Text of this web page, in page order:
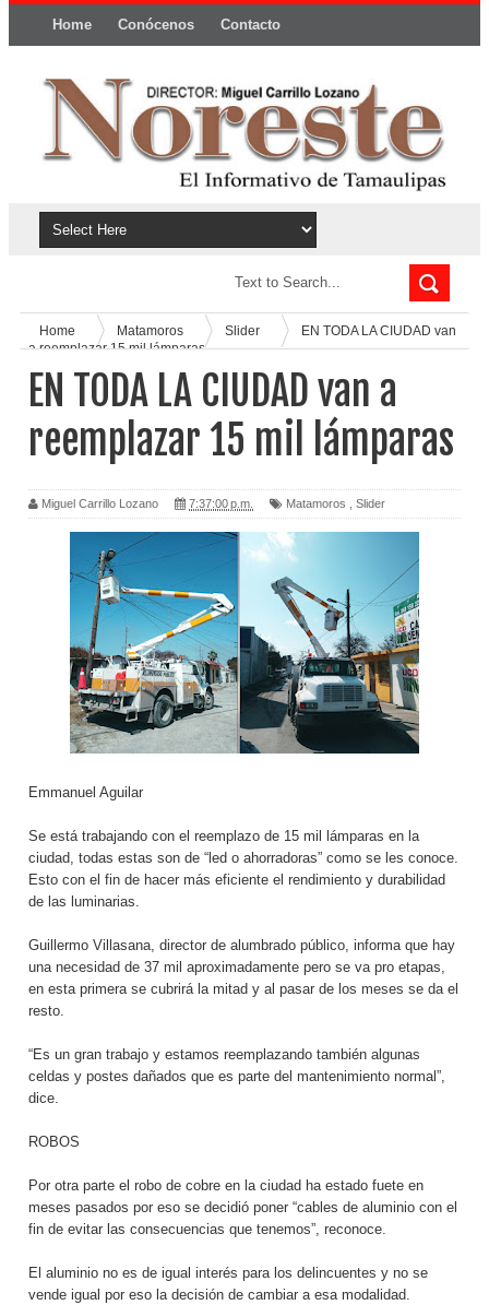
Home Conócenos Contacto
Home Matamoros Slider
EN TODA LA CIUDAD van
a reemplazar 15 mil lámparas
EN TODA LA CIUDAD van a
reemplazar 15 mil lámparas
Miguel Carrillo Lozano 7:37:00 p.m. Matamoros Slider
Emmanuel Aguilar
Se está trabajando con el reemplazo de 15 mil lámparas en la
ciudad, todas estas son de “led o ahorradoras” como se les conoce.
Esto con el fin de hacer más eficiente el rendimiento y durabilidad
de las luminarias.
Guillermo Villasana, director de alumbrado público, informa que hay
una necesidad de 37 mil aproximadamente pero se va pro etapas,
en esta primera se cubrirá la mitad y al pasar de los meses se da el
resto.
“Es un gran trabajo y estamos reemplazando también algunas
celdas y postes dañados que es parte del mantenimiento normal”,
dice.
ROBOS
Por otra parte el robo de cobre en la ciudad ha estado fuete en
meses pasados por eso se decidió poner “cables de aluminio con el
fin de evitar las consecuencias que tenemos”, reconoce.
El aluminio no es de igual interés para los delincuentes y no se
vende igual por eso la decisión de cambiar a esa modalidad.